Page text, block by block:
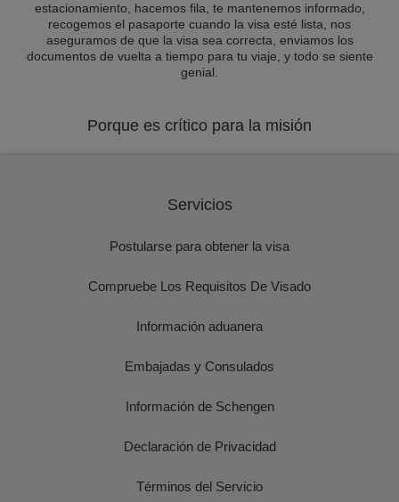
estacionamiento, hacemos fila, te mantenemos informado,
recogemos el pasaporte cuando la visa esté lista, nos
aseguramos de que la visa sea correcta, enviamos los
documentos de vuelta a tiempo para tu viaje, y todo se siente
genial.
Porque es crítico para la misión
Servicios
Postularse para obtener la visa
Compruebe Los Requisitos De Visado
Información aduanera
Embajadas y Consulados
Información de Schengen
Declaración de Privacidad
Términos del Servicio